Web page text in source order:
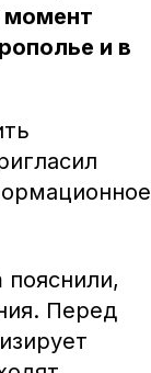
момент
и в
Перед